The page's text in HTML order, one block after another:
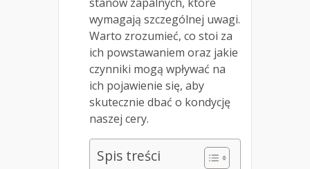
wymagają szczególnej uwagi.
Warto zrozumieć, co stoi za
ich powstawaniem oraz jakie
czynniki mogą wpływać na
ich pojawienie się, aby
skutecznie dbać o kondycję
naszej cery.
Spis treści